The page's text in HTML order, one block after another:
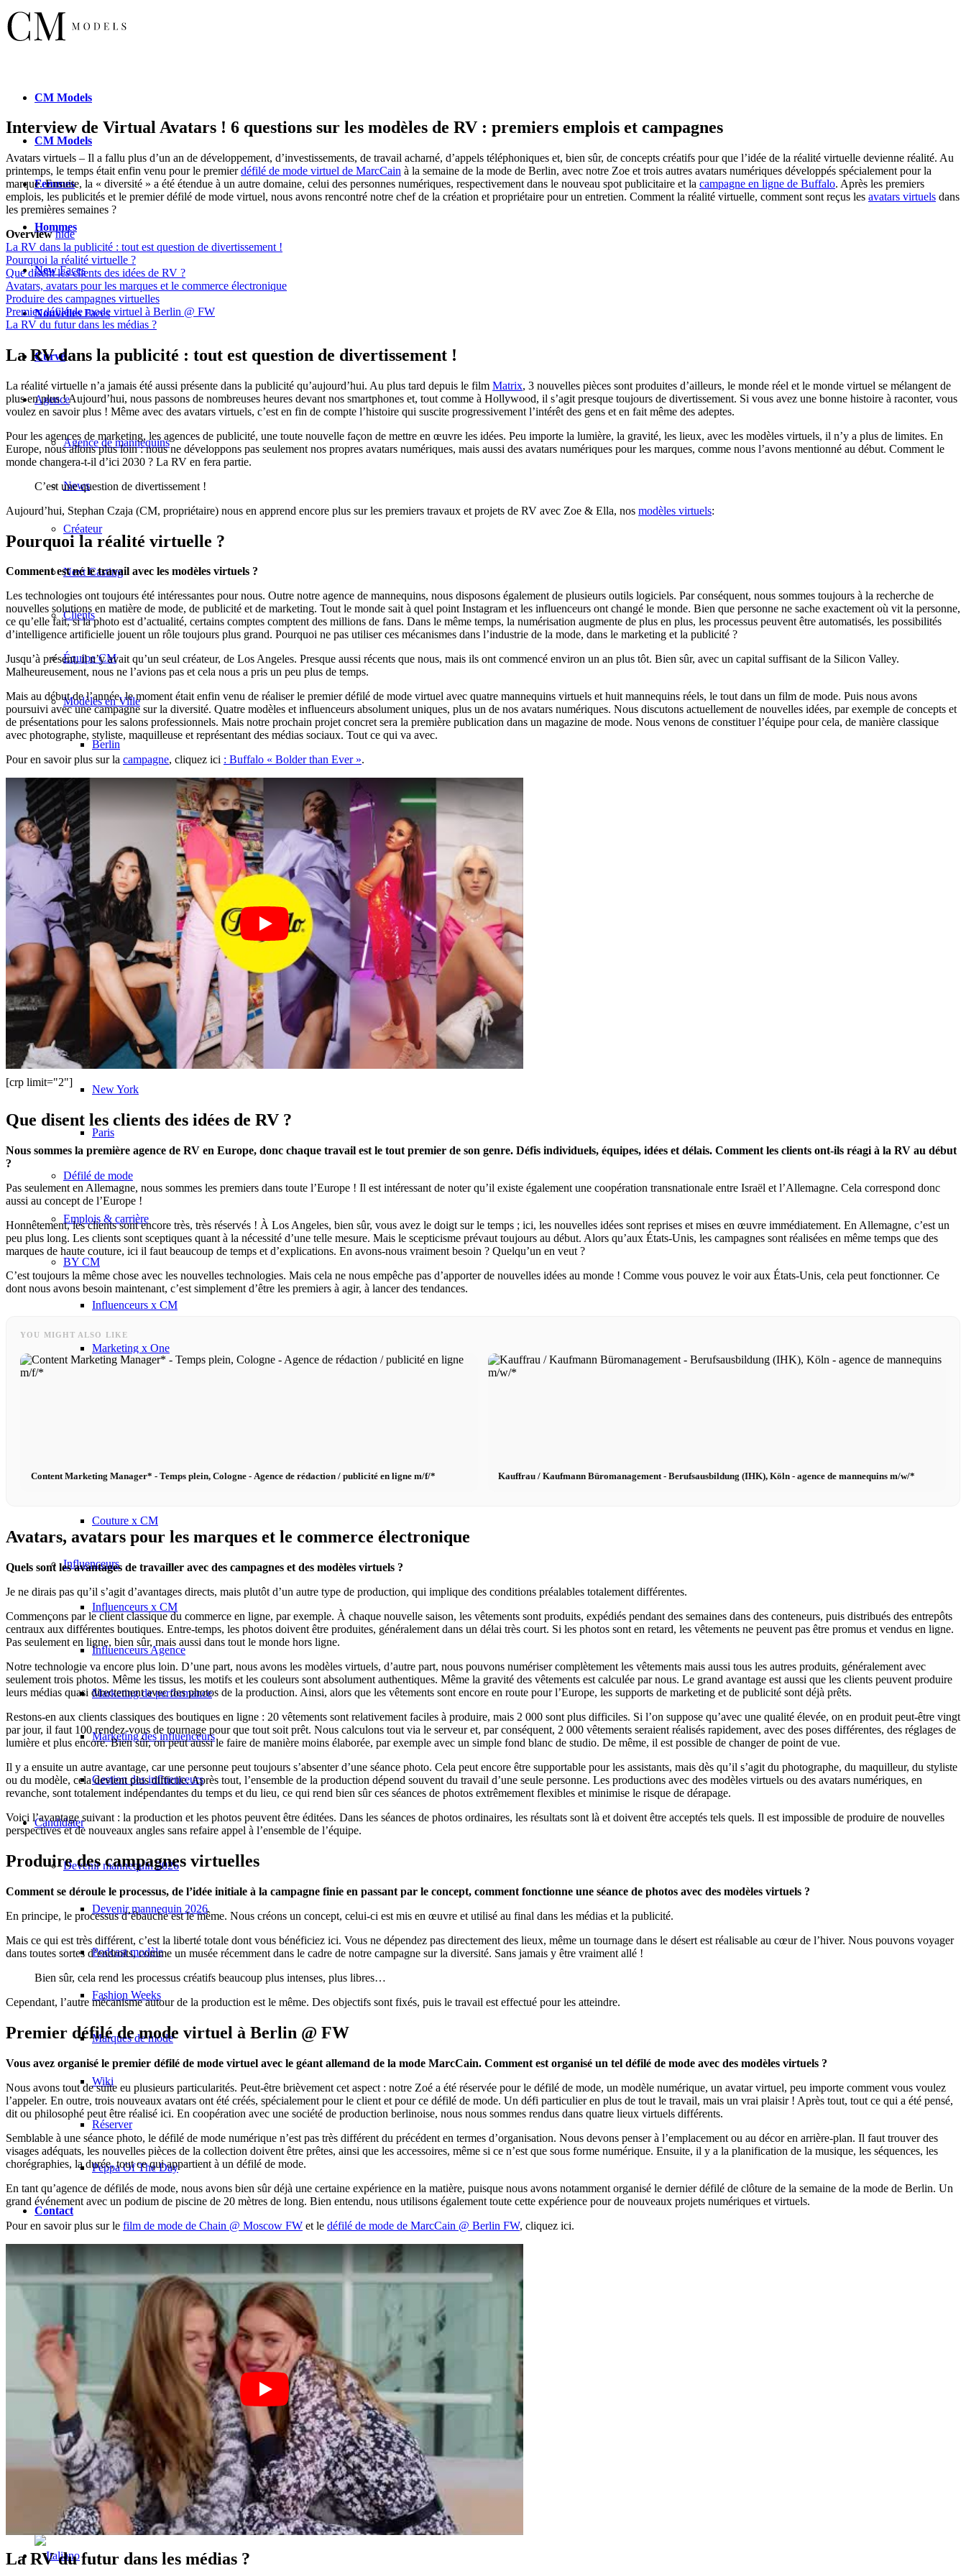
CM Models
CM Models
Femmes
Hommes
NewFaces
NouvellesFaces
Curvé
Agence
Agence de mannequins
News
Créateur
Next Casting
Clients
Équipe CM
Modèles en Ville
Berlin
Cologne
London
Los Angeles
Mailand
München
New York
Paris
Défilé de mode
Emplois & carrière
BY CM
Influenceurs x CM
Marketing x One
Magazine x FIV
Couture x CM
Influenceurs
Influenceurs x CM
Influenceurs Agence
Marketing de performance
Marketing des influenceurs
Gestion des influenceurs
Candidater
Devenir mannequin 2026
Devenir mannequin 2026
Podcast modèle
Fashion Weeks
Marques de mode
Wiki
Réserver
Peppa Of The Day
Contact
x YouTube
Interview de Virtual Avatars ! 6 questions sur les modèles de RV : premiers emplois et campagnes
Avatars virtuels – Il a fallu plus d’un an de développement, d’investissements, de travail acharné, d’appels téléphoniques et, bien sûr, de concepts créatifs pour que l’idée de la réalité virtuelle devienne réalité. Au
printemps, le temps était enfin venu pour le premierdéfilé de mode virtuel de MarcCain à la semaine de la mode de Berlin, avec notre Zoe et trois autres avatars numériques développés spécialement pour la
marque. Ensuite, la « diversité » a été étendue à un autre domaine, celui des personnes numériques, respectivement dans le nouveau spot publicitaire et la campagne en ligne de Buffalo. Après les premiers
emplois, les publicités et le premier défilé de mode virtuel, nous avons rencontré notre chef de la création et propriétaire pour un entretien. Comment la réalité virtuelle, comment sont reçus les avatars virtuels dans
les premières semaines ?
Overview hide
La RV dans la publicité : tout est question de divertissement !
Pourquoi la réalité virtuelle ?
Que disent les clients des idées de RV ?
Avatars, avatars pour les marques et le commerce électronique
Produire des campagnes virtuelles
Premier défilé de mode virtuel à Berlin @ FW
La RV du futur dans les médias ?
La RV dans la publicité : tout est question de divertissement !
La réalité virtuelle n’a jamais été aussi présente dans la publicité qu’aujourd’hui. Au plus tard depuis le film Matrix, 3 nouvelles pièces sont produites d’ailleurs, le monde réel et le monde virtuel se mélangent de
plus en plus ! Aujourd’hui, nous passons de nombreuses heures devant nos smartphones et, tout comme à Hollywood, il s’agit presque toujours de divertissement. Si vous avez une bonne histoire à raconter, vous
voulez en savoir plus ! Même avec des avatars virtuels, c’est en fin de compte l’histoire qui suscite progressivement l’intérêt des gens et en fait même des adeptes.
Pour les agences de marketing, les agences de publicité, une toute nouvelle façon de mettre en œuvre les idées. Peu importe la lumière, la gravité, les lieux, avec les modèles virtuels, il n’y a plus de limites. En
Europe, nous allons plus loin : nous ne développons pas seulement nos propres avatars numériques, mais aussi des avatars numériques pour les marques, comme nous l’avons mentionné au début. Comment le
monde changera-t-il d’ici 2030 ? La RV en fera partie.
C’est une question de divertissement !
Aujourd’hui, Stephan Czaja (CM, propriétaire) nous en apprend encore plus sur les premiers travaux et projets de RV avec Zoe & Ella, nos modèles virtuels:
Pourquoi la réalité virtuelle ?
Comment est né le travail avec les modèles virtuels ?
Les technologies ont toujours été intéressantes pour nous. Outre notre agence de mannequins, nous disposons également de plusieurs outils logiciels. Par conséquent, nous sommes toujours à la recherche de
nouvelles solutions en matière de mode, de publicité et de marketing. Tout le monde sait à quel point Instagram et les influenceurs ont changé le monde. Bien que personne ne sache exactement où vit la personne,
ce qu’elle fait, si la photo est d’actualité, certains comptes comptent des millions de fans. Dans le même temps, la numérisation augmente de plus en plus, les processus peuvent être automatisés, les possibilités
d’intelligence artificielle jouent un rôle toujours plus grand. Pourquoi ne pas utiliser ces mécanismes dans l’industrie de la mode, dans le marketing et la publicité ?
Jusqu’à présent, il n’y avait qu’un seul créateur, de Los Angeles. Presque aussi récents que nous, mais ils ont commencé environ un an plus tôt. Bien sûr, avec un capital suffisant de la Silicon Valley.
Malheureusement, nous ne l’avions pas et cela nous a pris un peu plus de temps.
Mais au début de l’année, le moment était enfin venu de réaliser le premier défilé de mode virtuel avec quatre mannequins virtuels et huit mannequins réels, le tout dans un film de mode. Puis nous avons
poursuivi avec une campagne sur la diversité. Quatre modèles et influenceurs absolument uniques, plus un de nos avatars numériques. Nous discutons actuellement de nouvelles idées, par exemple de concepts et
de présentations pour les salons professionnels. Mais notre prochain projet concret sera la première publication dans un magazine de mode. Nous venons de constituer l’équipe pour cela, de manière classique
avec photographe, styliste, maquilleuse et représentant des médias sociaux. Tout ce qui va avec.
Pour en savoir plus sur la campagne, cliquez ici : Buffalo « Bolder than Ever ».
[crp limit="2"]
Que disent les clients des idées de RV ?
Nous sommes la première agence de RV en Europe, donc chaque travail est le tout premier de son genre. Défis individuels, équipes, idées et délais. Comment les clients ont-ils réagi à la RV au début
?
Pas seulement en Allemagne, nous sommes les premiers dans toute l’Europe ! Il est intéressant de noter qu’il existe également une coopération transnationale entre Israël et l’Allemagne. Cela correspond donc
aussi au concept de l’Europe !
Honnêtement, les clients sont encore très, très réservés ! À Los Angeles, bien sûr, vous avez le doigt sur le temps ; ici, les nouvelles idées sont reprises et mises en œuvre immédiatement. En Allemagne, c’est un
peu plus long. Les clients sont sceptiques quant à la nécessité d’une telle mesure. Mais le scepticisme prévaut toujours au début. Alors qu’aux États-Unis, les campagnes sont réalisées en même temps que des
marques de haute couture, ici il faut beaucoup de temps et d’explications. En avons-nous vraiment besoin ? Quelqu’un en veut ?
C’est toujours la même chose avec les nouvelles technologies. Mais cela ne nous empêche pas d’apporter de nouvelles idées au monde ! Comme vous pouvez le voir aux États-Unis, cela peut fonctionner. Ce
dont nous avons besoin maintenant, c’est simplement d’être les premiers à agir, à lancer des tendances.
YOU MIGHT ALSO LIKE
Content Marketing Manager* - Temps plein, Cologne - Agence de rédaction / publicité en ligne m/f/* Kauffrau / Kaufmann Büromanagement - Berufsausbildung (IHK), Köln - agence de mannequins m/w/*
Avatars, avatars pour les marques et le commerce électronique
Quels sont les avantages de travailler avec des campagnes et des modèles virtuels ?
Je ne dirais pas qu’il s’agit d’avantages directs, mais plutôt d’un autre type de production, qui implique des conditions préalables totalement différentes.
Commençons par le client classique du commerce en ligne, par exemple. À chaque nouvelle saison, les vêtements sont produits, expédiés pendant des semaines dans des conteneurs, puis distribués des entrepôts
centraux aux différentes boutiques. Entre-temps, les photos doivent être produites, généralement dans un délai très court. Si les photos sont en retard, les vêtements ne peuvent pas être promus et vendus en ligne.
Pas seulement en ligne, bien sûr, mais aussi dans tout le monde hors ligne.
Notre technologie va encore plus loin. D’une part, nous avons les modèles virtuels, d’autre part, nous pouvons numériser complètement les vêtements mais aussi tous les autres produits, généralement avec
seulement trois photos. Même les tissus, les motifs et les couleurs sont absolument authentiques. Même la gravité des vêtements est calculée par nous. Le grand avantage est aussi que les clients peuvent produire
leurs médias quasi directement avec des photos de la production. Ainsi, alors que les vêtements sont encore en route pour l’Europe, les supports de marketing et de publicité sont déjà prêts.
Restons-en aux clients classiques des boutiques en ligne : 20 vêtements sont relativement faciles à produire, mais 2 000 sont plus difficiles. Si l’on suppose qu’avec une qualité élevée, on en produit peut-être vingt
par jour, il faut 100 rendez-vous de tournage pour que tout soit prêt. Nous calculons tout via le serveur et, par conséquent, 2 000 vêtements seraient réalisés rapidement, avec des poses différentes, des réglages de
lumière et plus encore. Bien sûr, on peut aussi le faire de manière moins élaborée, par exemple avec un simple fond blanc de studio. De même, il est possible de changer de point de vue.
Il y a ensuite un autre avantage, car une personne peut toujours s’absenter d’une séance photo. Cela peut encore être supportable pour les assistants, mais dès qu’il s’agit du photographe, du maquilleur, du styliste
ou du modèle, cela devient plus difficile. Après tout, l’ensemble de la production dépend souvent du travail d’une seule personne. Les productions avec des modèles virtuels ou des avatars numériques, en
revanche, sont totalement indépendantes du temps et du lieu, ce qui rend bien sûr ces séances de photos extrêmement flexibles et minimise le risque de dérapage.
Voici l’avantage suivant : la production et les photos peuvent être éditées. Dans les séances de photos ordinaires, les résultats sont là et doivent être acceptés tels quels. Il est impossible de produire de nouvelles
perspectives et de nouveaux angles sans refaire appel à l’ensemble de l’équipe.
Produire des campagnes virtuelles
Comment se déroule le processus, de l’idée initiale à la campagne finie en passant par le concept, comment fonctionne une séance de photos avec des modèles virtuels ?
En principe, le processus d’ébauche est le même. Nous créons un concept, celui-ci est mis en œuvre et utilisé au final dans les médias et la publicité.
Mais ce qui est très différent, c’est la liberté totale dont vous bénéficiez ici. Vous ne dépendez pas directement des lieux, même un tournage dans le désert est réalisable au cœur de l’hiver. Nous pouvons voyager
dans toutes sortes d’endroits, comme un musée récemment dans le cadre de notre campagne sur la diversité. Sans jamais y être vraiment allé !
Bien sûr, cela rend les processus créatifs beaucoup plus intenses, plus libres…
Cependant, l’autre mécanisme autour de la production est le même. Des objectifs sont fixés, puis le travail est effectué pour les atteindre.
Premier défilé de mode virtuel à Berlin @ FW
Vous avez organisé le premier défilé de mode virtuel avec le géant allemand de la mode MarcCain. Comment est organisé un tel défilé de mode avec des modèles virtuels ?
Nous avons tout de suite eu plusieurs particularités. Peut-être brièvement cet aspect : notre Zoé a été réservée pour le défilé de mode, un modèle numérique, un avatar virtuel, peu importe comment vous voulez
l’appeler. En outre, trois nouveaux avatars ont été créés, spécialement pour le client et pour ce défilé de mode. Un défi particulier en plus de tout le travail, mais un vrai plaisir ! Après tout, tout ce qui a été pensé,
dit ou philosophé peut être réalisé ici. En coopération avec une société de production berlinoise, nous nous sommes rendus dans quatre lieux virtuels différents.
Semblable à une séance photo, le défilé de mode numérique n’est pas très différent du précédent en termes d’organisation. Nous devons penser à l’emplacement ou au décor en arrière-plan. Il faut trouver des
visages adéquats, les nouvelles pièces de la collection doivent être prêtes, ainsi que les accessoires, même si ce n’est que sous forme numérique. Ensuite, il y a la planification de la musique, les séquences, les
chorégraphies, la durée, tout ce qui appartient à un défilé de mode.
En tant qu’agence de défilés de mode, nous avons bien sûr déjà une certaine expérience en la matière, puisque nous avons notamment organisé le dernier défilé de clôture de la semaine de la mode de Berlin. Un
grand événement avec un podium de piscine de 20 mètres de long. Bien entendu, nous utilisons également toute cette expérience pour de nouveaux projets numériques et virtuels.
Pour en savoir plus sur le film de mode de Chain @ Moscow FW et le défilé de mode de MarcCain @ Berlin FW, cliquez ici.
La RV du futur dans les médias ?